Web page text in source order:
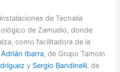
de Tecnalia
de Zamudio, donde
como facilitadora de la
Adrián Ibarra, de Grupo Tamoin
y Sergio Bandinelli, de